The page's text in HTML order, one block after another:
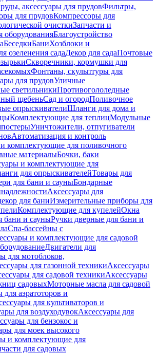
аксессуары для прудовФильтры,
для прудовКомпрессоры для
очисткиЗапчасти и
оборудованияБлагоустройство
БеседкиБаниХозблоки и
озеленения садаДекор для садаПочтовые
Скворечники, кормушки для
Фонтаны, скульптуры для
для прудовУличные
светильникиПротивогололедные
щебеньСад и огородПоливочное
опрыскивателиШланги для дома и
Комплектующие для теплицМодульные
Уничтожители, отпугиватели
Автоматизация и контроль
комплектующие для поливочного
материалыБочки, баки
и комплектующие для
для опрыскивателейТовары для
для бани и сауныБондарные
Аксессуары для
для баниИзмерительные приборы для
Комплектующие для купелейОкна
бани и сауныРучки дверные для бани и
Спа-бассейны с
и комплектующие для садовой
Двигатели для
для мотоблоков,
для газонной техникиАксессуары
для садовой техникиАксессуары
садовыхМоторные масла для садовой
для аэратоторов и
для культиваторов и
для воздуходувокАксессуары для
для бензокос и
для моек высокого
и комплектующие для
для садовых